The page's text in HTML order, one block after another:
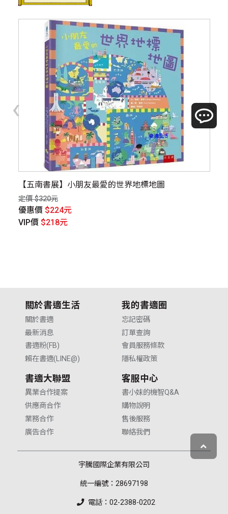
【五南書展】小朋友最愛的世界地標地圖
定價 $320元
優惠價 $224元
VIP價 $218元
‹ ›
關於書適生活
關於書適
最新消息
書適粉(FB)
賴在書適(LINE@)
我的書適圈
忘記密碼
訂單查詢
會員服務條款
隱私權政策
書適大聯盟
異業合作提案
供應商合作
業務合作
廣告合作
客服中心
書小妹的機智Q&A
購物說明
售後服務
聯絡我們
宇騰國際企業有限公司
統一編號：28697198
電話：02-2388-0202